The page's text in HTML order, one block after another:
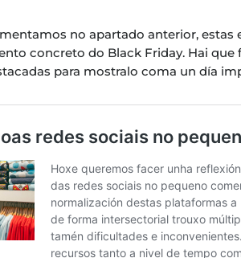
no apartado anterior, estas
concreto do Black Friday. Hai
para mostralo coma un día